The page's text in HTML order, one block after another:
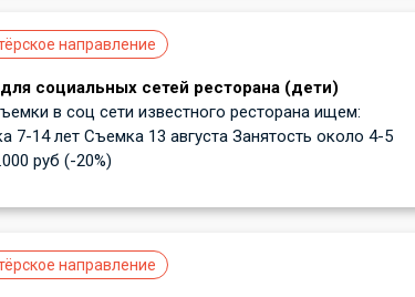
направление
социальных сетей ресторана (дети)
в соц сети известного ресторана ищем:
7-14 лет Съемка 13 августа Занятость около 4-5
руб (-20%)
направление